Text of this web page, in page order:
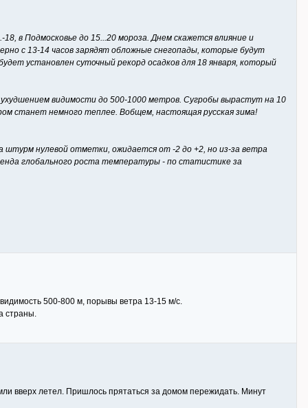
в Подмосковье до 15...20 мороза. Днем скажется влияние и
с 13-14 часов зарядят обложные снегопады, которые будут
установлен суточный рекорд осадков для 18 января, который
видимости до 500-1000 метров. Сугробы вырастут на 10
станет немного теплее. Вобщем, настоящая русская зима!
штурм нулевой отметки, ожидается от -2 до +2, но из-за ветра
глобального роста температуры - по статистике за
500-800 м, порывы ветра 13-15 м/с.
страны.
вверх летел. Пришлось прятаться за домом пережидать. Минут